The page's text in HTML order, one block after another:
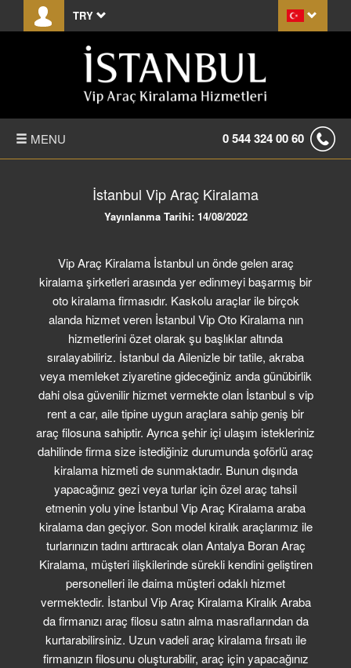
TRY
MENU 0 544 324 00 60
HAKKIMIZDA
TRANSFER
KIRALAMA KOŞULLARI
FILO KIRALAMA
S.S.S.
İLETİŞİM
İstanbul Vip Araç Kiralama
Yayınlanma Tarihi: 14/08/2022
Vip Araç Kiralama İstanbul un önde gelen araç
kiralama şirketleri arasında yer edinmeyi başarmış bir
oto kiralama firmasıdır. Kaskolu araçlar ile birçok
alanda hizmet veren İstanbul Vip Oto Kiralama nın
hizmetlerini özet olarak şu başlıklar altında
sıralayabiliriz. İstanbul da Ailenizle bir tatile, akraba
veya memleket ziyaretine gideceğiniz anda günübirlik
dahi olsa güvenilir hizmet vermekte olan İstanbul s vip
rent a car, aile tipine uygun araçlara sahip geniş bir
araç filosuna sahiptir. Ayrıca şehir içi ulaşım istekleriniz
dahilinde firma size istediğiniz durumunda şoförlü araç
kiralama hizmeti de sunmaktadır. Bunun dışında
yapacağınız gezi veya turlar için özel araç tahsil
etmenin yolu yine İstanbul Vip Araç Kiralama araba
kiralama dan geçiyor. Son model kiralık araçlarımız ile
turlarınızın tadını arttıracak olan Antalya Boran Araç
Kiralama, müşteri ilişkilerinde sürekli kendini geliştiren
personelleri ile daima müşteri odaklı hizmet
vermektedir. İstanbul Vip Araç Kiralama Kiralık Araba
da firmanızı araç filosu satın alma masraflarından da
kurtarabilirsiniz. Uzun vadeli araç kiralama fırsatı ile
firmanızın filosunu oluşturabilir, araç için yapacağınız